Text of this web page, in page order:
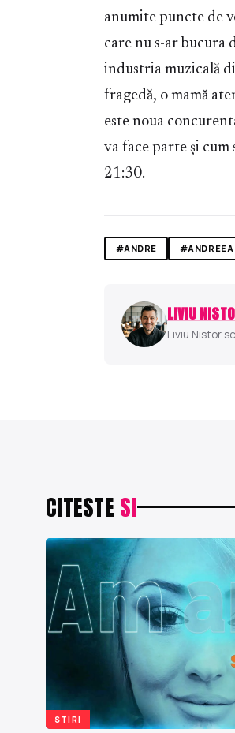
anumite puncte de
care nu s-ar bucura
industria muzicală
fragedă, o mamă
este noua
va face parte și
21:30.
#ANDRE
LIVIU
Liviu Nistor
CITESTE SI
STIRI